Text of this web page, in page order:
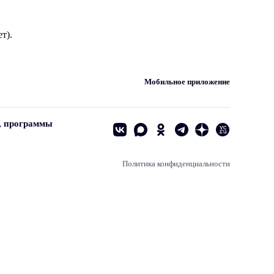
Мобильное приложение
программы
Политика конфиденциальности